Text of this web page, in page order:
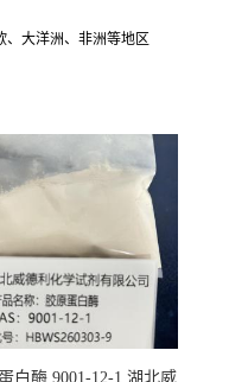
、大洋洲、非洲等地区
白酶 9001-12-1 湖北威